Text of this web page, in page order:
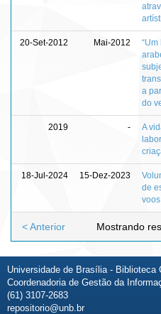
20-Set-2012 Mai-2012
a
do
2019 -
A
18-Jul-2024 15-Dez-2023
de
voos
Mostrando
< Anterior
Universidade de Brasília - Biblioteca
Coordenadoria de Gestão da
(61) 3107-2683
repositorio@unb.br